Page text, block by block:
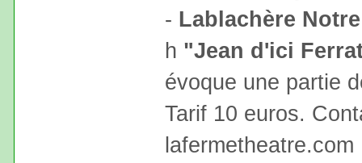
- Lablachère
h "Jean d'ici
évoque une partie
Tarif 10 euros.
lafermetheatre.com